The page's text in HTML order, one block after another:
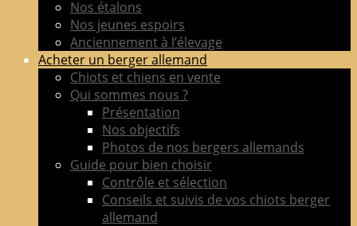
allemand
adultes
Nos étalons
Nos jeunes espoirs
Anciennement à l’élevage
Acheter un berger allemand
Chiots et chiens en vente
Qui sommes nous ?
Présentation
Nos objectifs
Photos de nos bergers allemands
Guide pour bien choisir
Contrôle et sélection
Conseils et suivis de vos chiots berger
allemand